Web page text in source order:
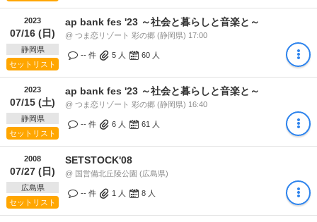
2023
07/16 (日)
静岡県
セットリスト
ap bank fes '23 ～社会と暮らしと音楽と～
@ つま恋リゾート 彩の郷 (静岡県) 17:00
-- 件 5 人 60 人
2023
07/15 (土)
静岡県
セットリスト
ap bank fes '23 ～社会と暮らしと音楽と～
@ つま恋リゾート 彩の郷 (静岡県) 16:40
-- 件 6 人 61 人
2008
07/27 (日)
広島県
セットリスト
SETSTOCK'08
@ 国営備北丘陵公園 (広島県)
-- 件 1 人 8 人